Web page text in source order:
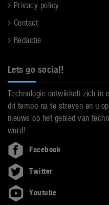
Privacy policy
Contact
Redactie
Lets go social!
Technologie ontwikkelt zich in
dit tempo na te streven en u
nieuws op het gebied van
word!
Facebook
Twitter
Youtube